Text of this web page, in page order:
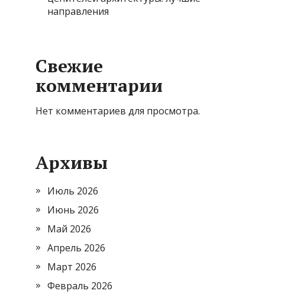
направления
Свежие
комментарии
Нет комментариев для просмотра.
Архивы
Июль 2026
Июнь 2026
Май 2026
Апрель 2026
Март 2026
Февраль 2026